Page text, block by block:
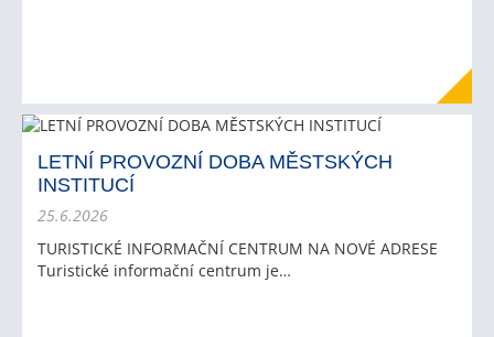
LETNÍ PROVOZNÍ DOBA MĚSTSKÝCH
INSTITUCÍ
25.6.2026
TURISTICKÉ INFORMAČNÍ CENTRUM NA NOVÉ ADRESE
Turistické informační centrum je…